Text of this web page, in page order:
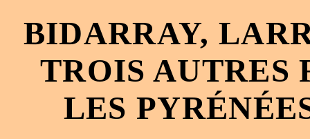
BIDARRAY,
TROIS AUTRES
LES